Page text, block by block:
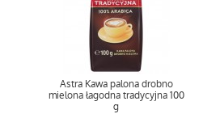
Astra Kawa palona drobno
mielona łagodna tradycyjna 100
g